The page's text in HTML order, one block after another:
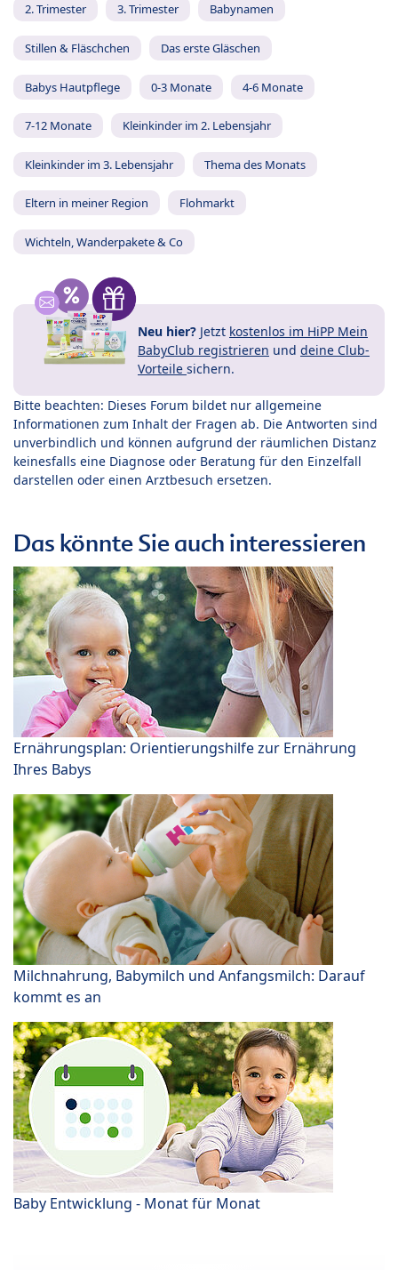
2. Trimester 3. Trimester Babynamen
Stillen & Fläschchen Das erste Gläschen
Babys Hautpflege 0-3 Monate 4-6 Monate
7-12 Monate Kleinkinder im 2. Lebensjahr
Kleinkinder im 3. Lebensjahr Thema des Monats
Eltern in meiner Region Flohmarkt
Wichteln, Wanderpakete & Co
Neu hier? Jetzt kostenlos im HiPP Mein
BabyClub registrieren und deine Club-
Vorteile sichern.
Bitte beachten: Dieses Forum bildet nur allgemeine
Informationen zum Inhalt der Fragen ab. Die Antworten sind
unverbindlich und können aufgrund der räumlichen Distanz
keinesfalls eine Diagnose oder Beratung für den Einzelfall
darstellen oder einen Arztbesuch ersetzen.
Das könnte Sie auch interessieren
Ernährungsplan: Orientierungshilfe zur Ernährung
Ihres Babys
Milchnahrung, Babymilch und Anfangsmilch: Darauf
kommt es an
Baby Entwicklung - Monat für Monat